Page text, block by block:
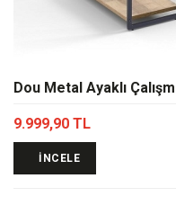
Dou Metal Ayaklı
9.999,90 TL
İNCELE